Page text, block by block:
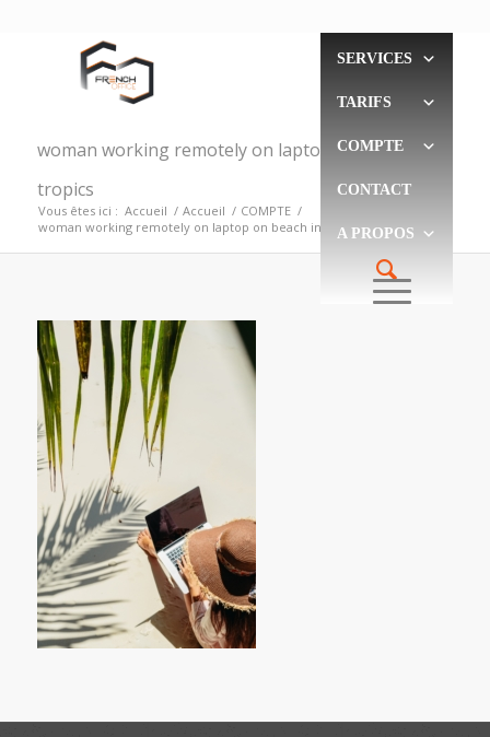
SERVICES
TARIFS
COMPTE
CONTACT
A PROPOS
woman working remotely on laptop on beach in
tropics
Vous êtes ici : Accueil / Accueil / COMPTE /
woman working remotely on laptop on beach in tropics